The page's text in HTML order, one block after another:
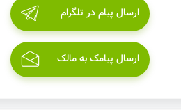
ارسال پیام در تلگرام
ارسال پیامک به مالک